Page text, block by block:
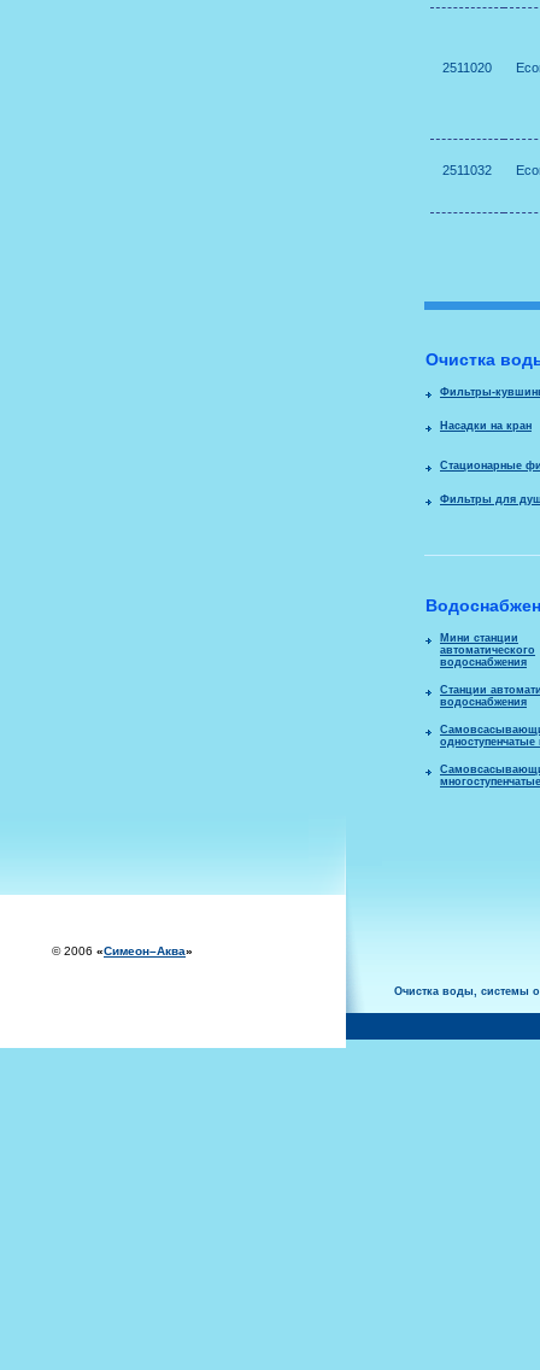
2511020
2511032
Очистка
Фильтры-
Насадки на кран
Стационарные
Фильтры для
Мини станции
автоматического
водоснабжения
Станции
водоснабжения
одноступенчатые
© 2006 «Симеон–Аква»
Oчистка воды, системы